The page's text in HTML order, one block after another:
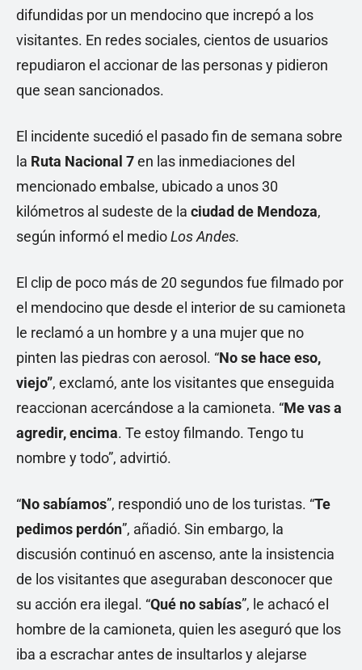
difundidas por un mendocino que increpó a los
visitantes. En redes sociales, cientos de usuarios
repudiaron el accionar de las personas y pidieron
que sean sancionados.
El incidente sucedió el pasado fin de semana sobre
la Ruta Nacional 7en las inmediaciones del
mencionado embalse, ubicado a unos 30
kilómetros al sudeste de la ciudad de Mendoza,
según informó el medioLos Andes.
El clip de poco más de 20 segundos fue filmado por
el mendocino que desde el interior de su camioneta
le reclamó a un hombre y a una mujer que no
pinten las piedras con aerosol. “No se hace eso,
viejo”, exclamó, ante los visitantes que enseguida
reaccionan acercándose a la camioneta. “Me vas a
agredir, encima. Te estoy filmando. Tengo tu
nombre y todo”, advirtió.
“No sabíamos”, respondió uno de los turistas. “Te
pedimos perdón”, añadió. Sin embargo, la
discusión continuó en ascenso, ante la insistencia
de los visitantes que aseguraban desconocer que
su acción era ilegal. “Qué no sabías”, le achacó el
hombre de la camioneta, quien les aseguró que los
iba a escrachar antes de insultarlos y alejarse